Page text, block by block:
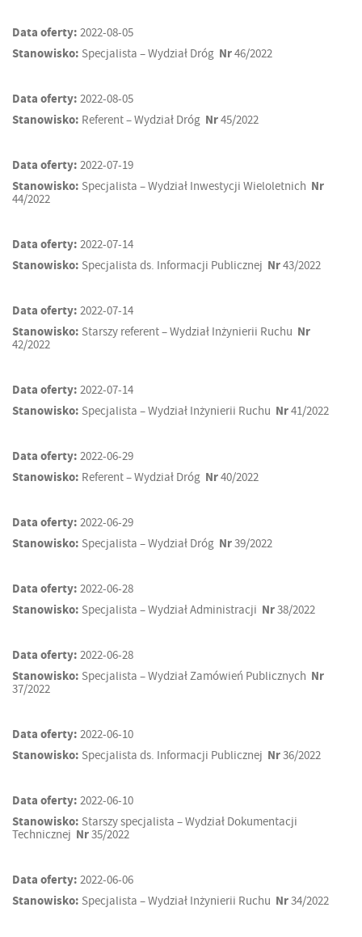
Data oferty: 2022-08-05
Stanowisko: Specjalista – Wydział Dróg Nr46/2022
Data oferty: 2022-08-05
Stanowisko: Referent – Wydział Dróg Nr45/2022
Data oferty: 2022-07-19
Stanowisko: Specjalista – Wydział Inwestycji Wieloletnich Nr
44/2022
Data oferty: 2022-07-14
Stanowisko: Specjalista ds. Informacji Publicznej Nr43/2022
Data oferty: 2022-07-14
Stanowisko: Starszy referent – Wydział Inżynierii Ruchu Nr
42/2022
Data oferty: 2022-07-14
Stanowisko: Specjalista – Wydział Inżynierii Ruchu Nr41/2022
Data oferty: 2022-06-29
Stanowisko: Referent – Wydział Dróg Nr40/2022
Data oferty: 2022-06-29
Stanowisko: Specjalista – Wydział Dróg Nr39/2022
Data oferty: 2022-06-28
Stanowisko: Specjalista – Wydział Administracji Nr38/2022
Data oferty: 2022-06-28
Stanowisko: Specjalista – Wydział Zamówień Publicznych Nr
37/2022
Data oferty: 2022-06-10
Stanowisko: Specjalista ds. Informacji Publicznej Nr36/2022
Data oferty: 2022-06-10
Stanowisko: Starszy specjalista – Wydział Dokumentacji
Technicznej Nr35/2022
Data oferty: 2022-06-06
Stanowisko: Specjalista – Wydział Inżynierii Ruchu Nr34/2022